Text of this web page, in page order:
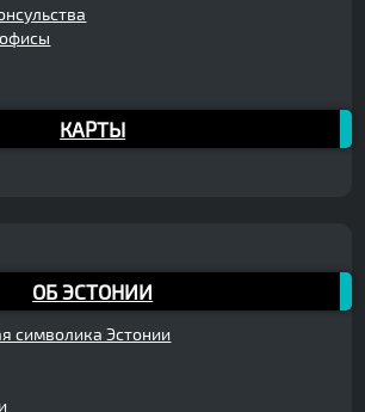
КАРТЫ
ОБ ЭСТОНИИ
символика Эстонии